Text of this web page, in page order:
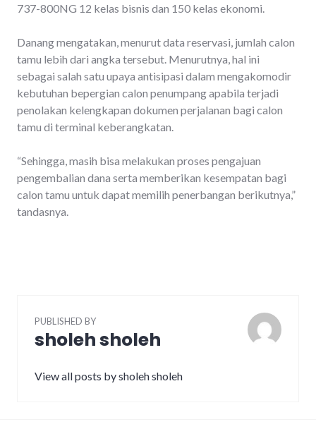
737-800NG 12 kelas bisnis dan 150 kelas ekonomi.
Danang mengatakan, menurut data reservasi, jumlah calon
tamu lebih dari angka tersebut. Menurutnya, hal ini
sebagai salah satu upaya antisipasi dalam mengakomodir
kebutuhan bepergian calon penumpang apabila terjadi
penolakan kelengkapan dokumen perjalanan bagi calon
tamu di terminal keberangkatan.
“Sehingga, masih bisa melakukan proses pengajuan
pengembalian dana serta memberikan kesempatan bagi
calon tamu untuk dapat memilih penerbangan berikutnya,”
tandasnya.
PUBLISHED BY
sholeh sholeh
View all posts by sholeh sholeh